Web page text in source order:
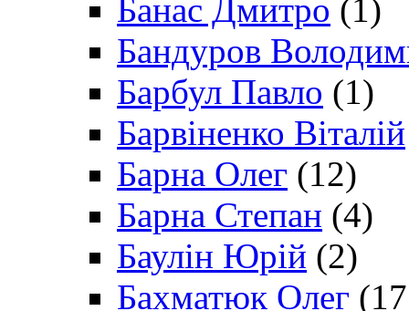
Банас Дмитро (1)
Бандуров
Барбул Павло (1)
Барвіненко Віталій
Барна Олег (12)
Барна Степан (4)
Баулін Юрій (2)
Бахматюк Олег